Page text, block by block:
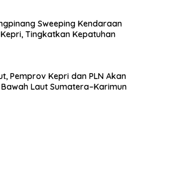
Sweeping Kendaraan
Tingkatkan Kepatuhan
Pemprov Kepri dan PLN Akan
Laut Sumatera–Karimun